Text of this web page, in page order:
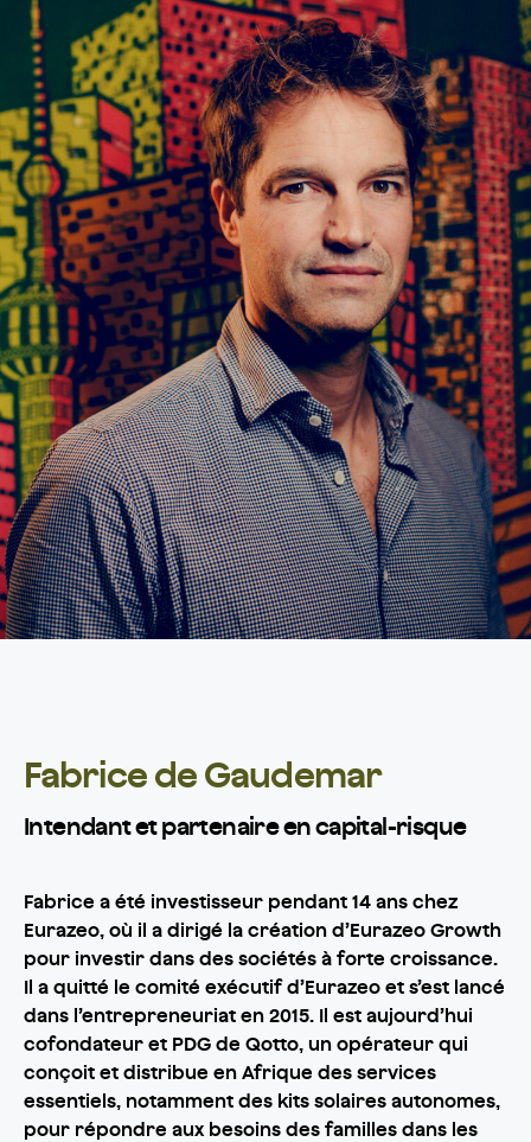
Fabrice de Gaudemar
Intendant et partenaire en capital-risque
Fabrice a été investisseur pendant 14 ans chez
Eurazeo, où il a dirigé la création d’Eurazeo Growth
pour investir dans des sociétés à forte croissance.
Il a quitté le comité exécutif d’Eurazeo et s’est lancé
dans l’entrepreneuriat en 2015. Il est aujourd’hui
cofondateur et PDG de Qotto, un opérateur qui
conçoit et distribue en Afrique des services
essentiels, notamment des kits solaires autonomes,
pour répondre aux besoins des familles dans les